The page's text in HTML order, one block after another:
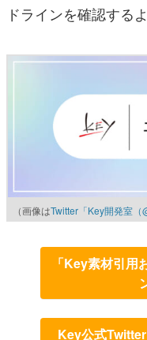
ドラインを確認する
（画像はTwitter「Key開発室（
「Key素材引用
Key公式